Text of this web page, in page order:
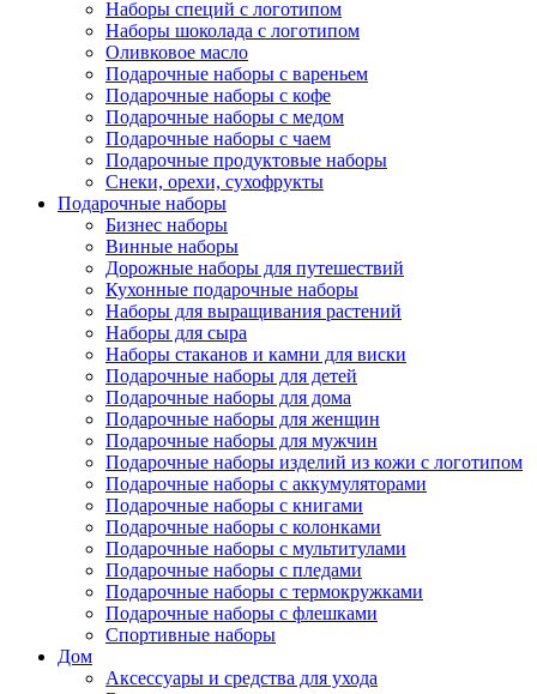
Наборы специй с логотипом
Наборы шоколада с логотипом
Оливковое масло
Подарочные наборы с вареньем
Подарочные наборы с кофе
Подарочные наборы с медом
Подарочные наборы с чаем
Подарочные продуктовые наборы
Снеки, орехи, сухофрукты
Подарочные наборы
Бизнес наборы
Винные наборы
Дорожные наборы для путешествий
Кухонные подарочные наборы
Наборы для выращивания растений
Наборы для сыра
Наборы стаканов и камни для виски
Подарочные наборы для детей
Подарочные наборы для дома
Подарочные наборы для женщин
Подарочные наборы для мужчин
Подарочные наборы изделий из кожи с логотипом
Подарочные наборы с аккумуляторами
Подарочные наборы с книгами
Подарочные наборы с колонками
Подарочные наборы с мультитулами
Подарочные наборы с пледами
Подарочные наборы с термокружками
Подарочные наборы с флешками
Спортивные наборы
Дом
Аксессуары и средства для ухода